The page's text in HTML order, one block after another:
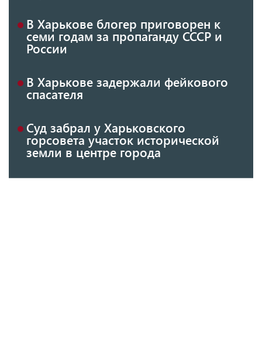
В Харькове блогер приговорен к
семи годам за пропаганду СССР и
России
В Харькове задержали фейкового
спасателя
Суд забрал у Харьковского
горсовета участок исторической
земли в центре города